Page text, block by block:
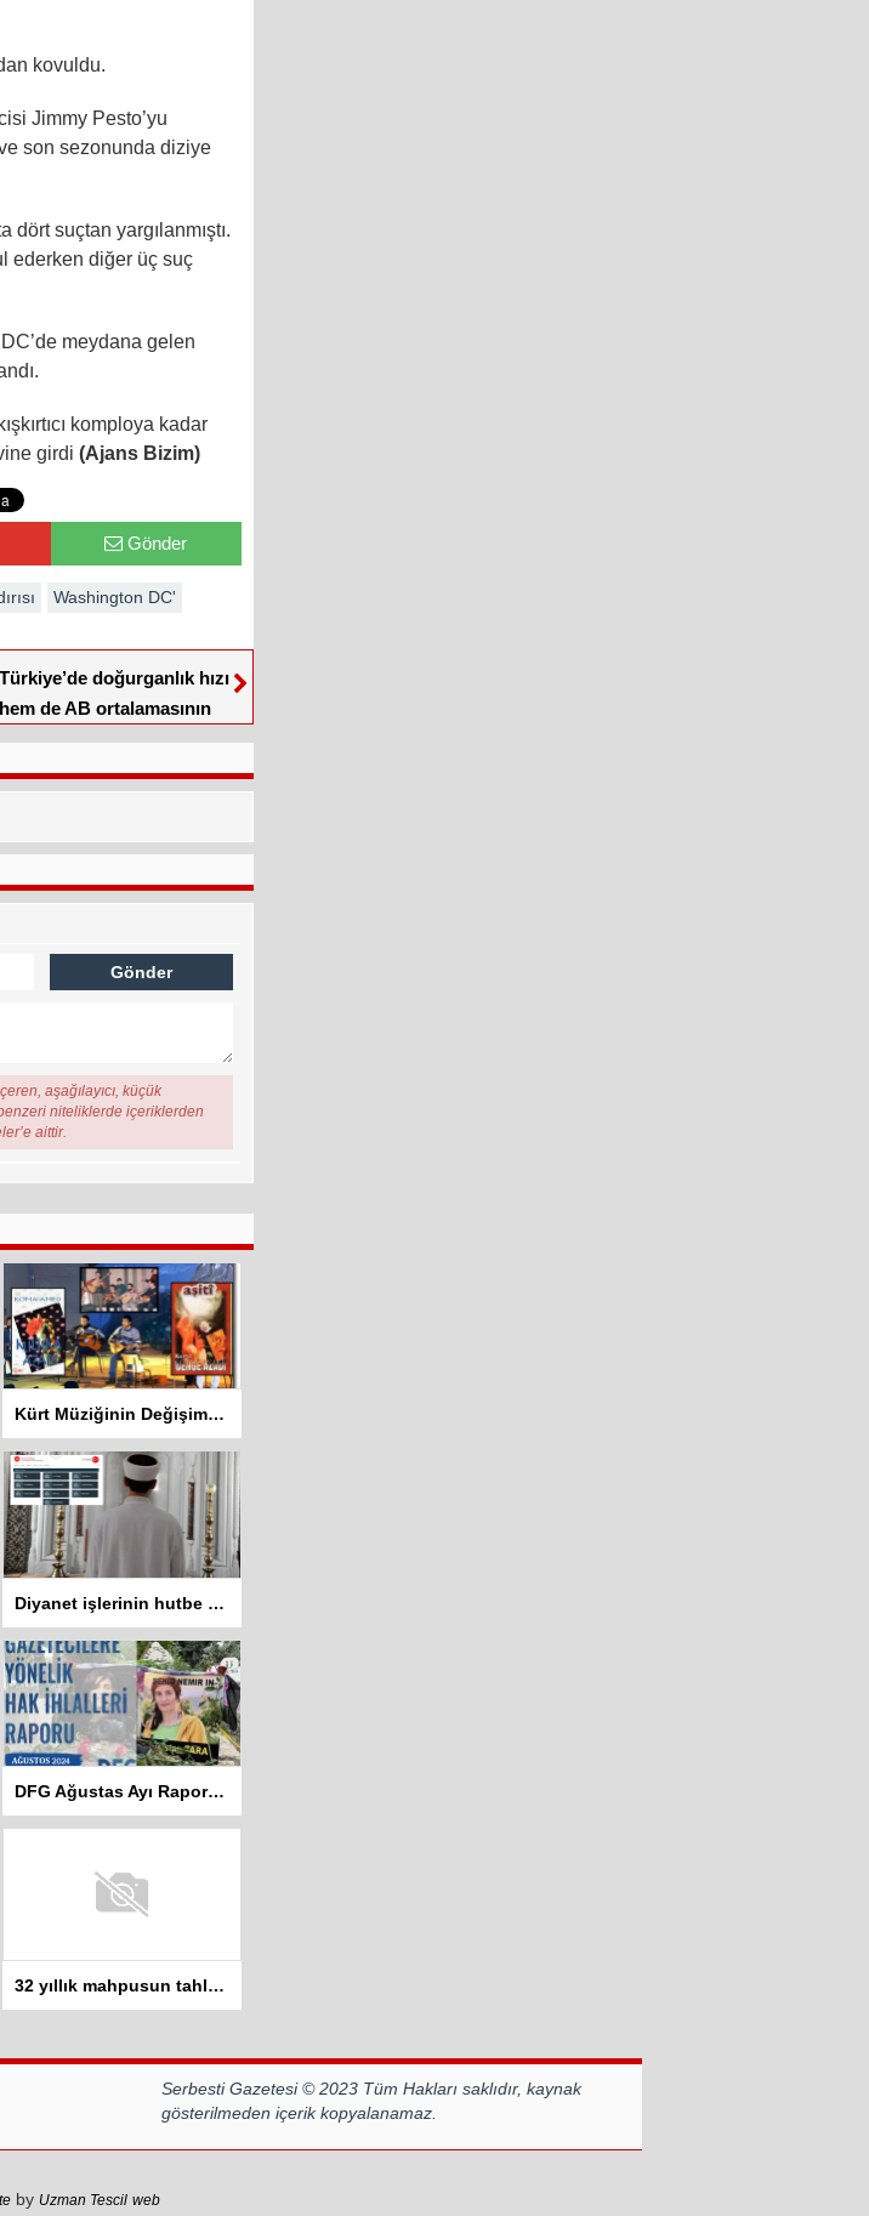
kovuldu.
Jimmy Pesto’yu
son sezonunda diziye
suçtan yargılanmıştı.
ederken diğer üç suç
meydana gelen
komploya kadar
girdi (Ajans Bizim)
Gönder
Washington DC'
doğurganlık hızı
de AB ortalamasının
altında kaldı
aşağılayıcı, küçük
niteliklerde içeriklerden
aittir.
Kürt Müziğinin Değişim Hikayesi: Koma Dengê Azadî ve Koma Amed
Diyanet işlerinin hutbe sisteminde 8 dil var Kürtçe yok
DFG Ağustas Ayı Raporu: 2 gazeteci hayatını kaybetti 401 habere erişim engeli getirildi
32 yıllık mahpusun tahliyesi 4.kez engellendi
Serbesti Gazetesi © 2023 Tüm Hakları saklıdır, kaynak
gösterilmeden içerik kopyalanamaz.
by Uzman Tescil web